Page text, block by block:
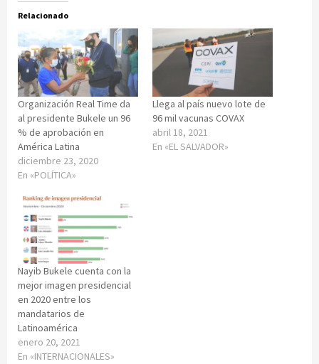
Relacionado
Organización Real Time da
al presidente Bukele un 96
% de aprobación en
América Latina
diciembre 23, 2020
En «POLÍTICA»
Llega al país nuevo lote de
96 mil vacunas COVAX
abril 18, 2021
En «EL SALVADOR»
Nayib Bukele cuenta con la
mejor imagen presidencial
en 2020 entre los
mandatarios de
Latinoamérica
enero 20, 2021
En «INTERNACIONALES»